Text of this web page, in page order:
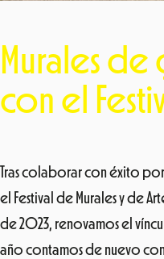
Murales
con el
Tras colaborar con éxito
el Festival de Murales y de
de 2023, renovamos el
año contamos de nuevo